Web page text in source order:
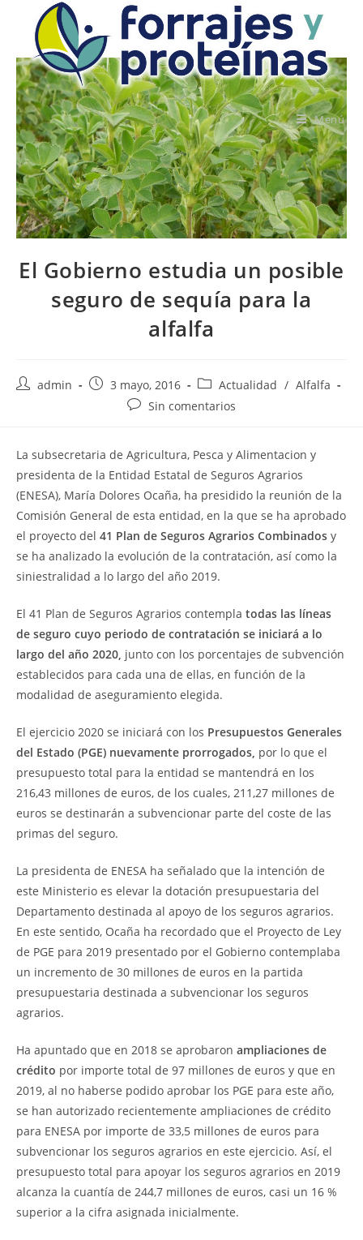
contenido
Menú
El Gobierno estudia un posible
seguro de sequía para la
alfalfa
Autoradmin
Publicación
3 mayo, 2016
Categoría
de
Actualidad / Alfalfa
Comentarios
entrada:
Sin comentarios
La subsecretaria de Agricultura, Pesca y Alimentacion y
presidenta de la Entidad Estatal de Seguros Agrarios
(ENESA), María Dolores Ocaña, ha presidido la reunión de la
Comisión General de esta entidad, en la que se ha aprobado
el proyecto del 41 Plan de Seguros Agrarios Combinados y
se ha analizado la evolución de la contratación, así como la
siniestralidad a lo largo del año 2019.
El 41 Plan de Seguros Agrarios contempla todas las líneas
de seguro cuyo periodo de contratación se iniciará a lo
largo del año 2020, junto con los porcentajes de subvención
establecidos para cada una de ellas, en función de la
modalidad de aseguramiento elegida.
El ejercicio 2020 se iniciará con los Presupuestos Generales
del Estado (PGE) nuevamente prorrogados, por lo que el
presupuesto total para la entidad se mantendrá en los
216,43 millones de euros, de los cuales, 211,27 millones de
euros se destinarán a subvencionar parte del coste de las
primas del seguro.
La presidenta de ENESA ha señalado que la intención de
este Ministerio es elevar la dotación presupuestaria del
Departamento destinada al apoyo de los seguros agrarios.
En este sentido, Ocaña ha recordado que el Proyecto de Ley
de PGE para 2019 presentado por el Gobierno contemplaba
un incremento de 30 millones de euros en la partida
presupuestaria destinada a subvencionar los seguros
agrarios.
Ha apuntado que en 2018 se aprobaron ampliaciones de
crédito por importe total de 97 millones de euros y que en
2019, al no haberse podido aprobar los PGE para este año,
se han autorizado recientemente ampliaciones de crédito
para ENESA por importe de 33,5 millones de euros para
subvencionar los seguros agrarios en este ejercicio. Así, el
presupuesto total para apoyar los seguros agrarios en 2019
alcanza la cuantía de 244,7 millones de euros, casi un 16 %
superior a la cifra asignada inicialmente.